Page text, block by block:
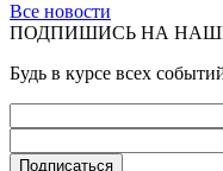
Все новости
ПОДПИШИСЬ НА НАШИ
Будь в курсе всех